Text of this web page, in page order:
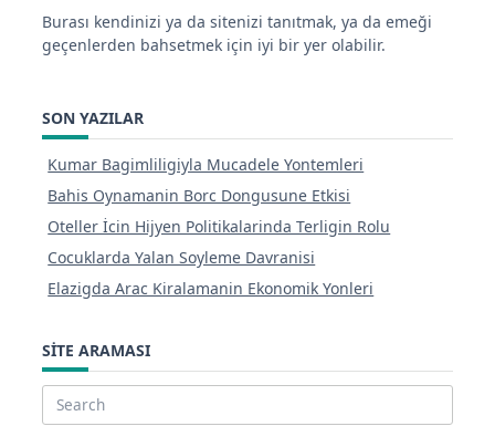
Burası kendinizi ya da sitenizi tanıtmak, ya da emeği
geçenlerden bahsetmek için iyi bir yer olabilir.
SON YAZILAR
Kumar Bagimliligiyla Mucadele Yontemleri
Bahis Oynamanin Borc Dongusune Etkisi
Oteller İcin Hijyen Politikalarinda Terligin Rolu
Cocuklarda Yalan Soyleme Davranisi
Elazigda Arac Kiralamanin Ekonomik Yonleri
SITE ARAMASI
Search